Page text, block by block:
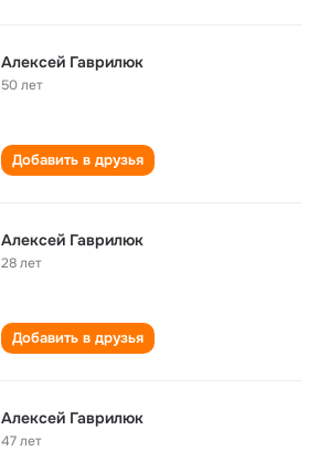
Алексей Гаврилюк
50 лет
Добавить в друзья
Алексей Гаврилюк
28 лет
Добавить в друзья
Алексей Гаврилюк
47 лет